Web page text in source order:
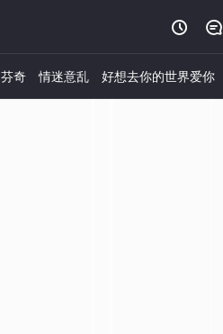
 
芬奇 情迷意乱 好想去你的世界爱你